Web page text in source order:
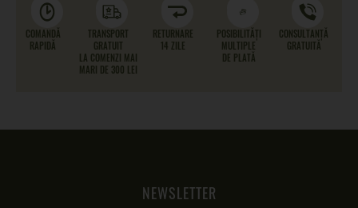
COMANDĂ
RAPIDĂ
TRANSPORT
GRATUIT
LA COMENZI MAI
MARI DE 300 LEI
RETURNARE
14 ZILE
POSIBILITĂȚI
MULTIPLE
DE PLATĂ
CONSULTANȚĂ
GRATUITĂ
NEWSLETTER